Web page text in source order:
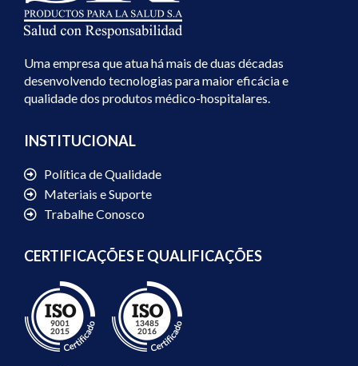
Uma empresa que atua há mais de duas décadas
desenvolvendo tecnologias para maior eficácia e
qualidade dos produtos médico-hospitalares.
INSTITUCIONAL
Política de Qualidade
Materiais e Suporte
Trabalhe Conosco
CERTIFICAÇÕES E QUALIFICAÇÕES